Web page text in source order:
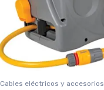
Cables eléctricos y accesorios